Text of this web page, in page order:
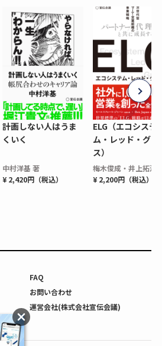
計画しない人はうま
くいく
中村洋基 著
¥ 2,420円（税込）
ELG（エコシステ
ム・レッド・グロ
ス）
梅木俊成・井上拓海
¥ 2,200円（税込）
FAQ
お問い合わせ
運営会社(株式会社宣伝会議)